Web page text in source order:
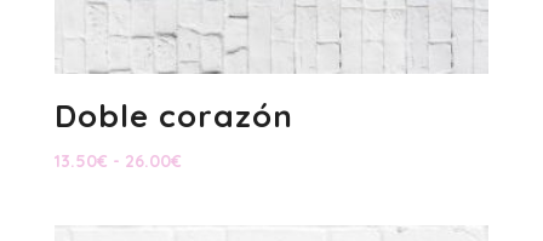
Doble corazón
13.50€ - 26.00€Rango